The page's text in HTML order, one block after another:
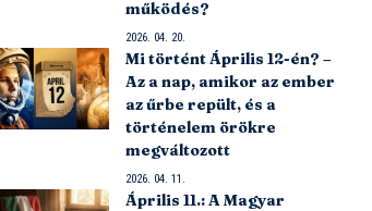
működés?
2026. 04. 20.
Mi történt Április 12-én? –
Az a nap, amikor az ember
az űrbe repült, és a
történelem örökre
megváltozott
2026. 04. 11.
Április 11.: A Magyar